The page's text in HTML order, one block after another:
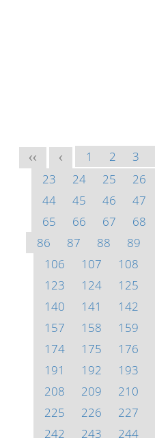
<< < 1 2 3
23
24 25 26
44
45 46 47
65
66 67 68
86
87 88 89
106
107 108
123
124 125
140
141 142
157
158 159
174
175 176
191
192 193
208
209 210
225
226 227
242
243 244